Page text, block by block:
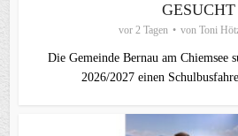
GESUCHT
vor 2 Tagen von Toni
Die Gemeinde Bernau am Chiemsee
2026/2027 einen